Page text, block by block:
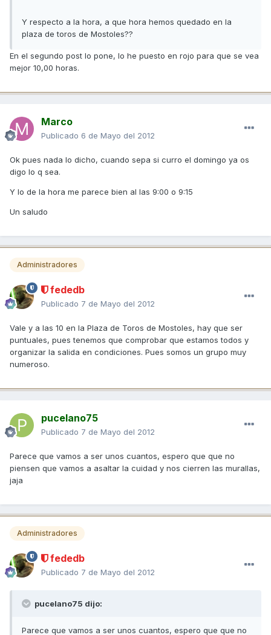
Y respecto a la hora, a que hora hemos quedado en la
plaza de toros de Mostoles??
En el segundo post lo pone, lo he puesto en rojo para que se vea
mejor 10,00 horas.
Marco
Publicado 6 de Mayo del 2012
Ok pues nada lo dicho, cuando sepa si curro el domingo ya os
digo lo q sea.
Y lo de la hora me parece bien al las 9:00 o 9:15
Un saludo
Administradores
fededb
Publicado 7 de Mayo del 2012
Vale y a las 10 en la Plaza de Toros de Mostoles, hay que ser
puntuales, pues tenemos que comprobar que estamos todos y
organizar la salida en condiciones. Pues somos un grupo muy
numeroso.
pucelano75
Publicado 7 de Mayo del 2012
Parece que vamos a ser unos cuantos, espero que que no
piensen que vamos a asaltar la cuidad y nos cierren las murallas,
jaja
Administradores
fededb
Publicado 7 de Mayo del 2012
pucelano75 dijo:
Parece que vamos a ser unos cuantos, espero que que no